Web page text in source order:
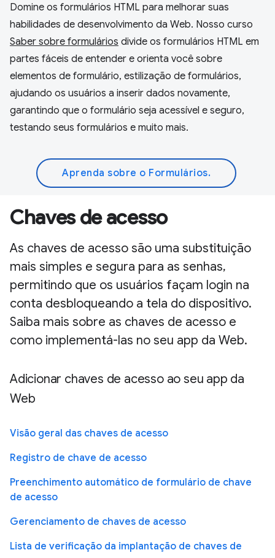
Domine os formulários HTML para melhorar suas
habilidades de desenvolvimento da Web. Nosso curso
Saber sobre formulários divide os formulários HTML em
partes fáceis de entender e orienta você sobre
elementos de formulário, estilização de formulários,
ajudando os usuários a inserir dados novamente,
garantindo que o formulário seja acessível e seguro,
testando seus formulários e muito mais.
Aprenda sobre o Formulários.
Chaves de acesso
As chaves de acesso são uma substituição
mais simples e segura para as senhas,
permitindo que os usuários façam login na
conta desbloqueando a tela do dispositivo.
Saiba mais sobre as chaves de acesso e
como implementá-las no seu app da Web.
Adicionar chaves de acesso ao seu app da
Web
Visão geral das chaves de acesso
Registro de chave de acesso
Preenchimento automático de formulário de chave
de acesso
Gerenciamento de chaves de acesso
Lista de verificação da implantação de chaves de